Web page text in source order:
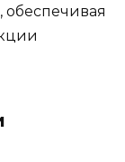
обеспечивая